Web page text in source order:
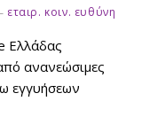
εταιρ. κοιν. ευθύνη
Ελλάδας
ανανεώσιμες
εγγυήσεων